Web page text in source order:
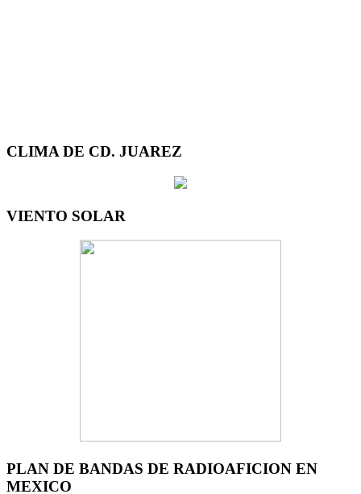
CLIMA DE CD. JUAREZ
VIENTO SOLAR
PLAN DE BANDAS DE RADIOAFICION EN
MEXICO